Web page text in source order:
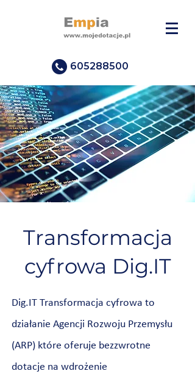
605288500
Transformacja
cyfrowa Dig.IT
Dig.IT Transformacja cyfrowa to
działanie Agencji Rozwoju Przemysłu
(ARP) które oferuje bezzwrotne
dotacje na wdrożenie